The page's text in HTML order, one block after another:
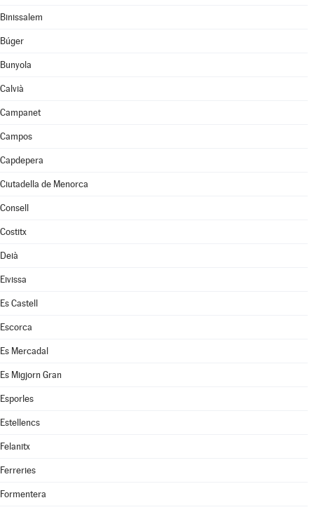
Binissalem
Búger
Bunyola
Calvià
Campanet
Campos
Capdepera
Ciutadella de Menorca
Consell
Costitx
Deià
Eivissa
Es Castell
Escorca
Es Mercadal
Es Migjorn Gran
Esporles
Estellencs
Felanitx
Ferreries
Formentera